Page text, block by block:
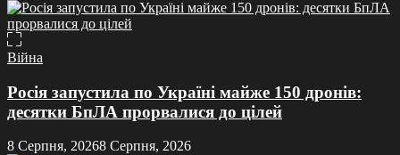
Війна
Росія запустила по Україні майже 150 дронів:
десятки БпЛА прорвалися до цілей
8 Серпня, 20268 Серпня, 2026